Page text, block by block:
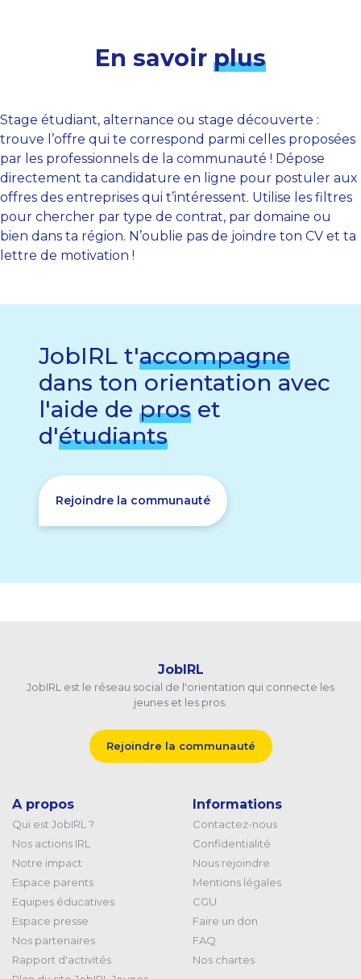
En savoir plus
Stage étudiant, alternance ou stage découverte :
trouve l’offre qui te correspond parmi celles proposées
par les professionnels de la communauté ! Dépose
directement ta candidature en ligne pour postuler aux
offres des entreprises qui t’intéressent. Utilise les filtres
pour chercher par type de contrat, par domaine ou
bien dans ta région. N’oublie pas de joindre ton CV et ta
lettre de motivation !
JobIRL t'accompagne
dans ton orientation avec
l'aide de pros et
d'étudiants
Rejoindre la communauté
JobIRL
JobIRL est le réseau social de l'orientation qui connecte les
jeunes et les pros.
Rejoindre la communauté
A propos
Qui est JobIRL ?
Nos actions IRL
Notre impact
Espace parents
Equipes éducatives
Espace presse
Nos partenaires
Rapport d'activités
Informations
Contactez-nous
Confidentialité
Nous rejoindre
Mentions légales
CGU
Faire un don
FAQ
Nos chartes